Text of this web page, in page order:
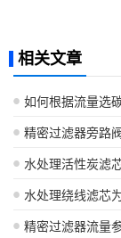
相关文章
如何根据流量选
水处理活性炭滤
水处理绕线滤芯
精密过滤器流量